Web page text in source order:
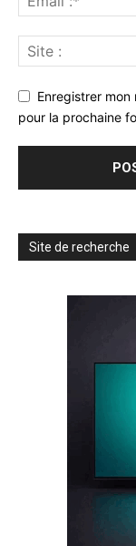
Enregistrer
pour la prochaine
Site de recherche